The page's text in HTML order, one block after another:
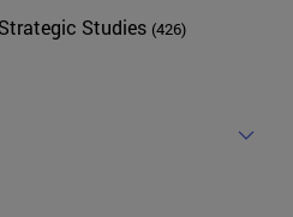
Studies (426)